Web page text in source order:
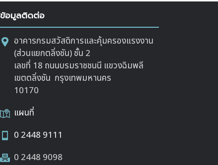
ข้อมูลติดต่อ
อาคารกรมสวัสดิการและคุ้มครองแรงงาน
(ส่วนแยกตลิ่งชัน) ชั้น 2
เลขที่ 18 ถนนบรมราชชนนี แขวงฉิมพลี
เขตตลิ่งชัน กรุงเทพมหานคร
10170
แผนที่
0 2448 9111
0 2448 9098